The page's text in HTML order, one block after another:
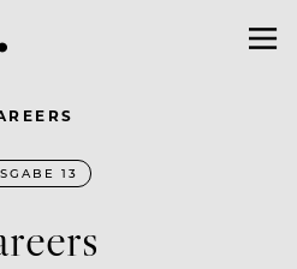
13